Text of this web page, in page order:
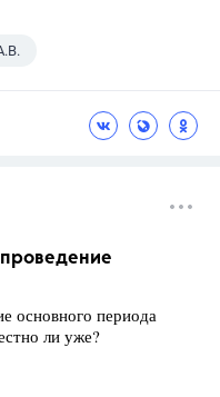
проведение
основного периода
ли уже?